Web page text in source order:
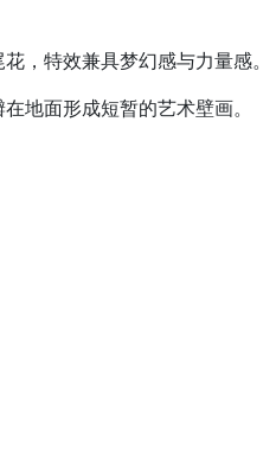
，特效兼具梦幻感与力量感。
地面形成短暂的艺术壁画。